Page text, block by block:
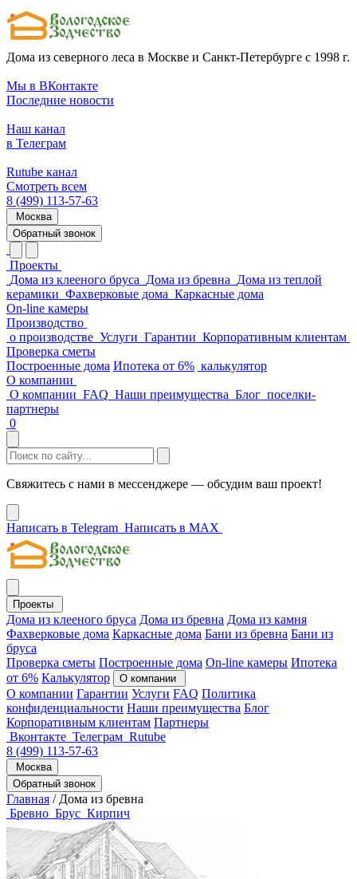
Дома из северного леса в Москве и Санкт-Петербурге с 1998 г.
Мы в ВКонтакте
Последние новости
Наш канал
в Телеграм
Rutube канал
Смотреть всем
8 (499) 113-57-63
Москва
Обратный звонок
Проекты
Дома из клееного бруса Дома из бревна Дома из теплой
керамики Фахверковые дома Каркасные дома
On-line камеры
Производство
о производстве Услуги Гарантии Корпоративным клиентам
Проверка сметы
Построенные дома Ипотека от 6% калькулятор
О компании
О компании FAQ Наши преимущества Блог поселки-
партнеры
0
Свяжитесь с нами в мессенджере — обсудим ваш проект!
Написать в Telegram Написать в MAX
Проекты
Дома из клееного бруса Дома из бревна Дома из камня
Фахверковые дома Каркасные дома Бани из бревна Бани из
бруса
Проверка сметы Построенные дома On-line камеры Ипотека
от 6% Калькулятор О компании
О компании Гарантии Услуги FAQ Политика
конфиденциальности Наши преимущества Блог
Корпоративным клиентам Партнеры
Вконтакте Телеграм Rutube
8 (499) 113-57-63
Москва
Обратный звонок
Главная / Дома из бревна
Бревно Брус Кирпич